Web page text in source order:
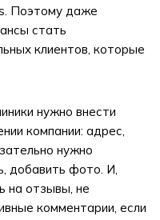
Поэтому даже
стать
клиентов, которые
нужно внести
компании: адрес,
нужно
добавить фото. И,
на отзывы, не
комментарии, если